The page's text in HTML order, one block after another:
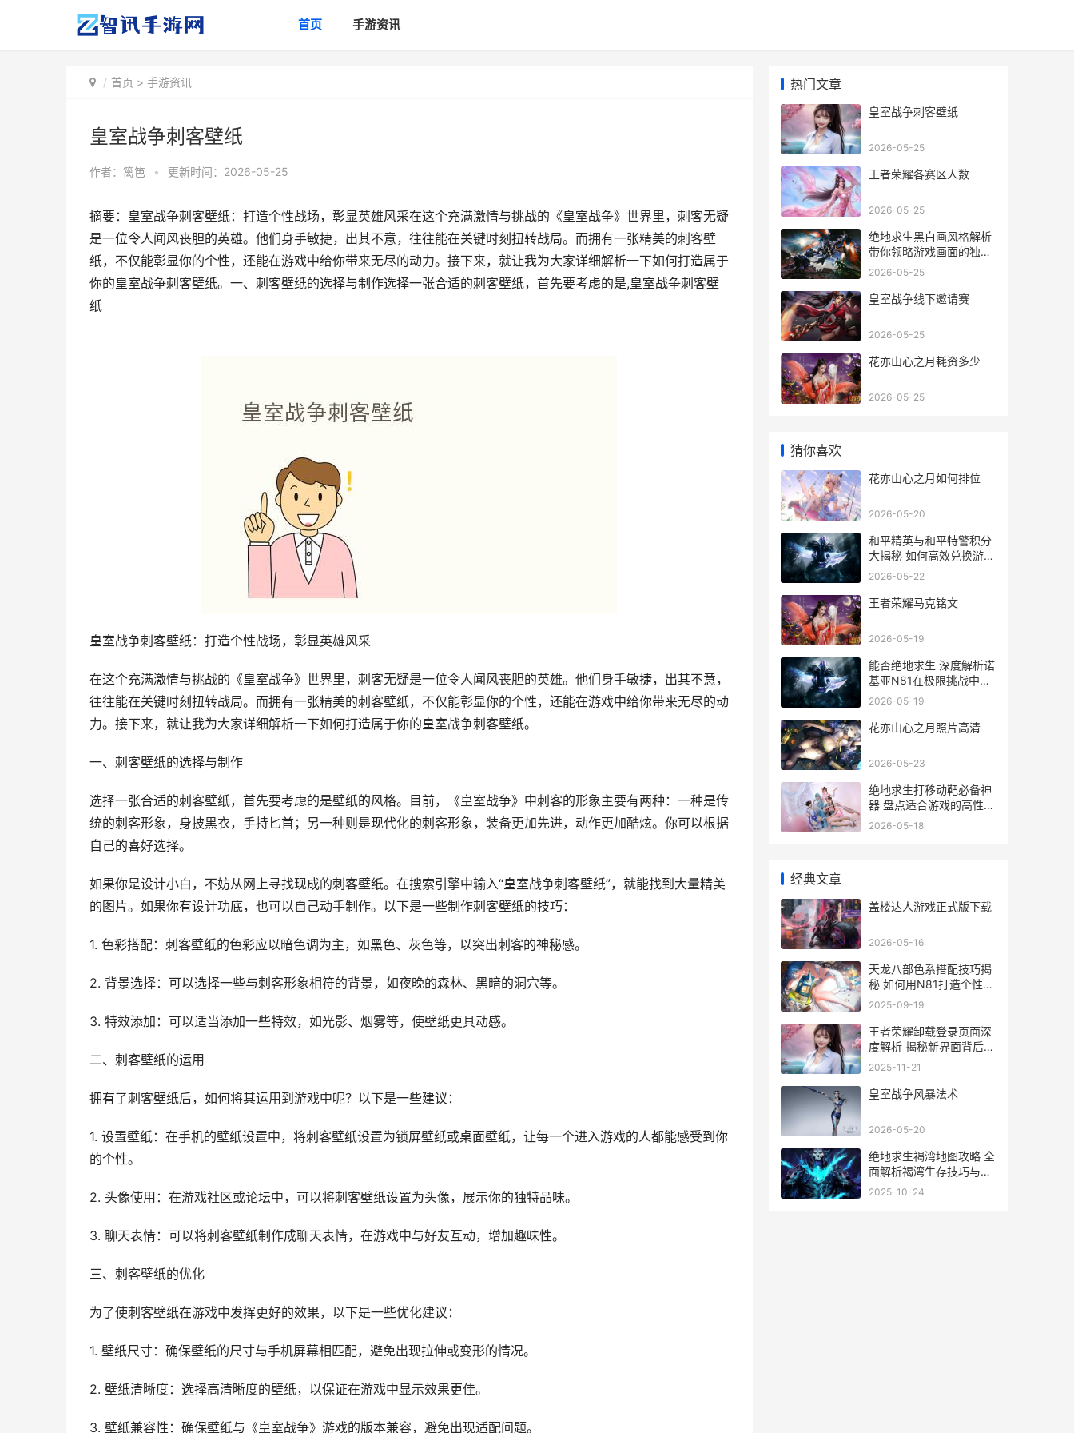
首页 手游资讯
首页 > 手游资讯
皇室战争刺客壁纸
作者： 篱笆 • 更新时间：2026-05-25
摘要：皇室战争刺客壁纸：打造个性战场，彰显英雄风采在这个充满激情与挑战的《皇室战争》世界里，刺客无疑
是一位令人闻风丧胆的英雄。他们身手敏捷，出其不意，往往能在关键时刻扭转战局。而拥有一张精美的刺客壁
纸，不仅能彰显你的个性，还能在游戏中给你带来无尽的动力。接下来，就让我为大家详细解析一下如何打造属于
你的皇室战争刺客壁纸。一、刺客壁纸的选择与制作选择一张合适的刺客壁纸，首先要考虑的是,皇室战争刺客壁
纸
皇室战争刺客壁纸：打造个性战场，彰显英雄风采
在这个充满激情与挑战的《皇室战争》世界里，刺客无疑是一位令人闻风丧胆的英雄。他们身手敏捷，出其不意，
往往能在关键时刻扭转战局。而拥有一张精美的刺客壁纸，不仅能彰显你的个性，还能在游戏中给你带来无尽的动
力。接下来，就让我为大家详细解析一下如何打造属于你的皇室战争刺客壁纸。
一、刺客壁纸的选择与制作
选择一张合适的刺客壁纸，首先要考虑的是壁纸的风格。目前，《皇室战争》中刺客的形象主要有两种：一种是传
统的刺客形象，身披黑衣，手持匕首；另一种则是现代化的刺客形象，装备更加先进，动作更加酷炫。你可以根据
自己的喜好选择。
如果你是设计小白，不妨从网上寻找现成的刺客壁纸。在搜索引擎中输入“皇室战争刺客壁纸”，就能找到大量精美
的图片。如果你有设计功底，也可以自己动手制作。以下是一些制作刺客壁纸的技巧：
1. 色彩搭配：刺客壁纸的色彩应以暗色调为主，如黑色、灰色等，以突出刺客的神秘感。
2. 背景选择：可以选择一些与刺客形象相符的背景，如夜晚的森林、黑暗的洞穴等。
3. 特效添加：可以适当添加一些特效，如光影、烟雾等，使壁纸更具动感。
二、刺客壁纸的运用
拥有了刺客壁纸后，如何将其运用到游戏中呢？以下是一些建议：
1. 设置壁纸：在手机的壁纸设置中，将刺客壁纸设置为锁屏壁纸或桌面壁纸，让每一个进入游戏的人都能感受到你
的个性。
2. 头像使用：在游戏社区或论坛中，可以将刺客壁纸设置为头像，展示你的独特品味。
3. 聊天表情：可以将刺客壁纸制作成聊天表情，在游戏中与好友互动，增加趣味性。
三、刺客壁纸的优化
为了使刺客壁纸在游戏中发挥更好的效果，以下是一些优化建议：
1. 壁纸尺寸：确保壁纸的尺寸与手机屏幕相匹配，避免出现拉伸或变形的情况。
2. 壁纸清晰度：选择高清晰度的壁纸，以保证在游戏中显示效果更佳。
3. 壁纸兼容性：确保壁纸与《皇室战争》游戏的版本兼容，避免出现适配问题。
热门文章
皇室战争刺客壁纸
2026-05-25
王者荣耀各赛区人数
2026-05-25
绝地求生黑白画风格解析
带你领略游戏画面的独特
魅力
2026-05-25
皇室战争线下邀请赛
2026-05-25
花亦山心之月耗资多少
2026-05-25
猜你喜欢
花亦山心之月如何排位
2026-05-20
和平精英与和平特警积分
大揭秘 如何高效兑换游戏
资源
2026-05-22
王者荣耀马克铭文
2026-05-19
能否绝地求生 深度解析诺
基亚N81在极限挑战中的
表现
2026-05-19
花亦山心之月照片高清
2026-05-23
绝地求生打移动靶必备神
器 盘点适合游戏的高性能
手机推荐
2026-05-18
经典文章
盖楼达人游戏正式版下载
2026-05-16
天龙八部色系搭配技巧揭
秘 如何用N81打造个性色
彩搭配
2025-09-19
王者荣耀卸载登录页面深
度解析 揭秘新界面背后的
优化与变化
2025-11-21
皇室战争风暴法术
2026-05-20
绝地求生褐湾地图攻略 全
面解析褐湾生存技巧与战
术布局
2025-10-24